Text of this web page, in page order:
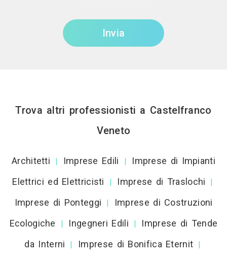
Invia
Trova altri professionisti a Castelfranco
Veneto
Architetti | Imprese Edili |
Imprese di Impianti
Elettrici ed Elettricisti
| Imprese di Traslochi |
Imprese di Ponteggi |
Imprese di Costruzioni
Ecologiche
| Ingegneri Edili |
Imprese di Tende
da Interni
| Imprese di Bonifica Eternit |